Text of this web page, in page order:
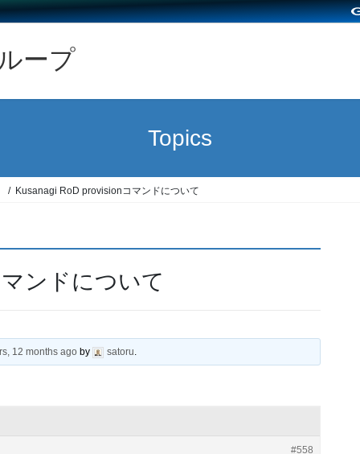
ープ
Topics
Kusanagi RoD provisionコマンドについて
ンドについて
12 months ago by satoru
#558